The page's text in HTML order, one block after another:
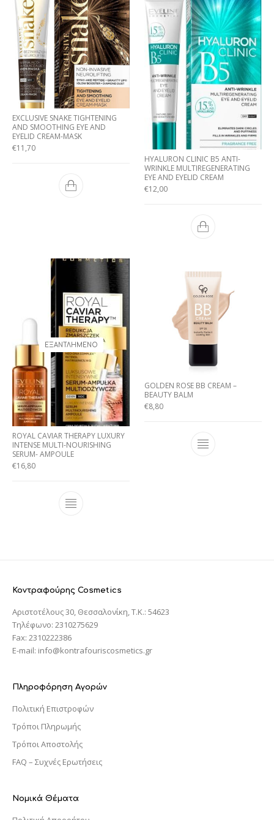
EXCLUSIVE SNAKE TIGHTENING
AND SMOOTHING EYE AND
EYELID CREAM-MASK
€11,70
HYALURON CLINIC B5 ANTI-
WRINKLE MULTIREGENERATING
EYE AND EYELID CREAM
€12,00
ΕΞΑΝΤΛΗΜΈΝΟ
ROYAL CAVIAR THERAPY LUXURY
INTENSE MULTI-NOURISHING
SERUM- AMPOULE
€16,80
GOLDEN ROSE BB CREAM –
BEAUTY BALM
€8,80
Κοντραφούρης Cosmetics
Αριστοτέλους 30, Θεσσαλονίκη, T.K.: 54623
Τηλέφωνο: 2310275629
Fax: 2310222386
E-mail: info@kontrafouriscosmetics.gr
Πληροφόρηση Αγορών
Πολιτική Επιστροφών
Τρόποι Πληρωμής
Τρόποι Αποστολής
FAQ – Συχνές Ερωτήσεις
Νομικά Θέματα